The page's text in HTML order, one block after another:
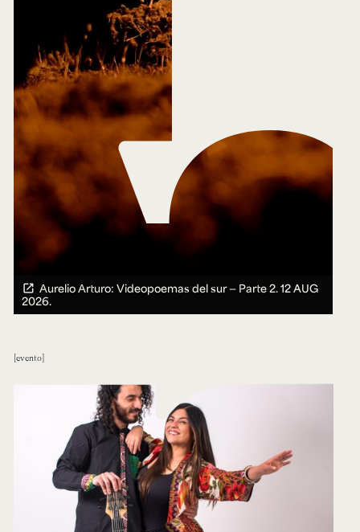
Aurelio Arturo: Videopoemas del sur — Parte 2.12 AUG
2026.
evento